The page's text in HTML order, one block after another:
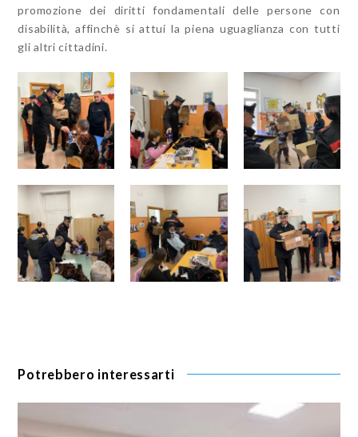
promozione dei diritti fondamentali delle persone con
disabilità, affinchè si attui la piena uguaglianza con tutti
gli altri cittadini.
Potrebbero interessarti